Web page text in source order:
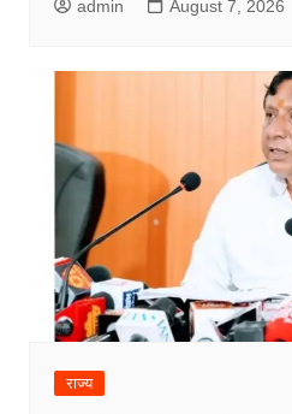
admin August 7, 2026
राज्य